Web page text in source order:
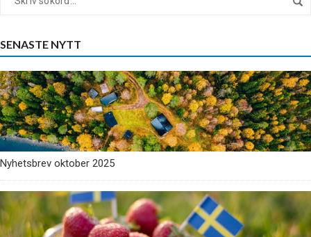
SENASTE NYTT
Nyhetsbrev oktober 2025